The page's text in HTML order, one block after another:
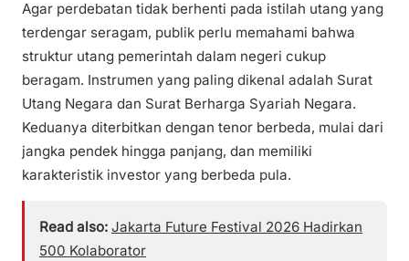
Agar perdebatan tidak berhenti pada istilah utang yang
terdengar seragam, publik perlu memahami bahwa
struktur utang pemerintah dalam negeri cukup
beragam. Instrumen yang paling dikenal adalah Surat
Utang Negara dan Surat Berharga Syariah Negara.
Keduanya diterbitkan dengan tenor berbeda, mulai dari
jangka pendek hingga panjang, dan memiliki
karakteristik investor yang berbeda pula.
Read also: Jakarta Future Festival 2026 Hadirkan
500 Kolaborator